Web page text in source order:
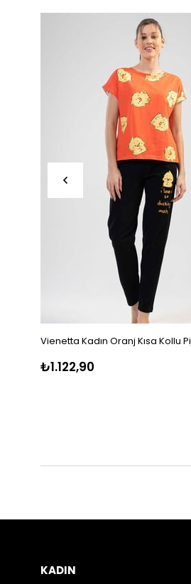
Vienetta Kadın Oranj Kısa Kollu
₺1.122,90
KADIN